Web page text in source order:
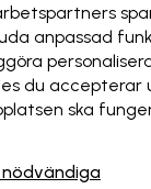
anpassad
du
ska